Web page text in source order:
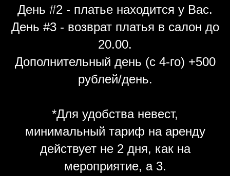
День #2 - платье находится у Вас.
День #3 - возврат платья в салон до
20.00.
Дополнительный день (с 4-го) +500
рублей/день.
*Для удобства невест,
минимальный тариф на аренду
действует не 2 дня, как на
мероприятие, а 3.